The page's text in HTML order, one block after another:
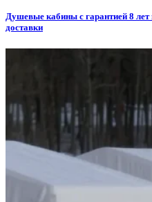
Душевые кабины с гарантией 8
доставки